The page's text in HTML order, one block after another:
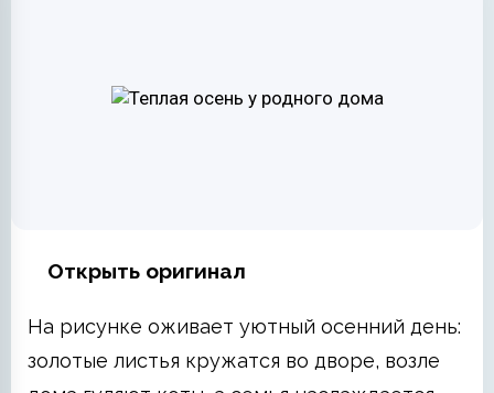
Открыть оригинал
На рисунке оживает уютный осенний день:
золотые листья кружатся во дворе, возле